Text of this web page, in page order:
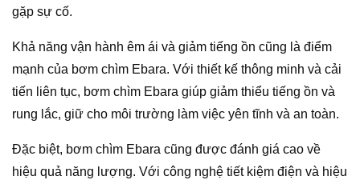
gặp sự cố.
Khả năng vận hành êm ái và giảm tiếng ồn cũng là điểm
mạnh của bơm chìm Ebara. Với thiết kế thông minh và cải
tiến liên tục, bơm chìm Ebara giúp giảm thiểu tiếng ồn và
rung lắc, giữ cho môi trường làm việc yên tĩnh và an toàn.
Đặc biệt, bơm chìm Ebara cũng được đánh giá cao về
hiệu quả năng lượng. Với công nghệ tiết kiệm điện và hiệu